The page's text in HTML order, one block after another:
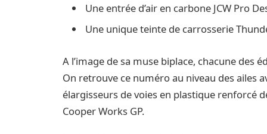
Une entrée d’air en carbone JCW Pro
Une unique teinte de carrosserie
A l’image de sa muse biplace, chacune des
On retrouve ce numéro au niveau des ailes
élargisseurs de voies en plastique renforcé
Cooper Works GP.